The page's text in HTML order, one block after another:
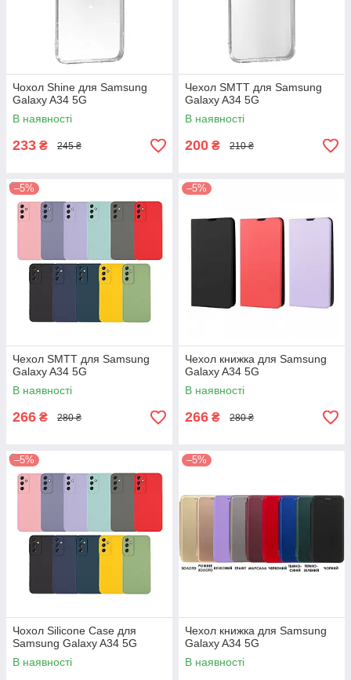
Чохол Shine для Samsung
Galaxy A34 5G
В наявності
233 ₴ 245 ₴
Чехол SMTT для Samsung
Galaxy A34 5G
В наявності
200 ₴ 210 ₴
–5%
Чехол SMTT для Samsung
Galaxy A34 5G
В наявності
266 ₴ 280 ₴
–5%
Чехол книжка для Samsung
Galaxy A34 5G
В наявності
266 ₴ 280 ₴
–5%
Чохол Silicone Case для
Samsung Galaxy A34 5G
В наявності
–5%
Чехол книжка для Samsung
Galaxy A34 5G
В наявності